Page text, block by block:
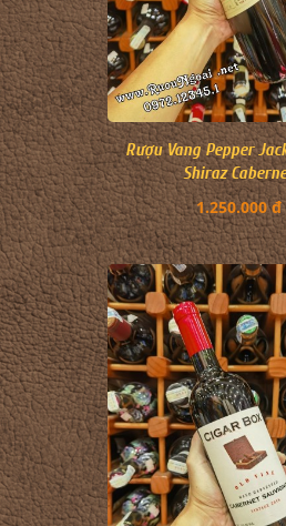
Rượu Vang Pepper
Shiraz
1.250.000 đ